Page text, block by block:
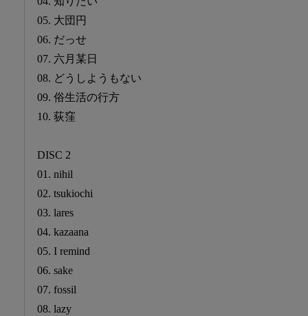
05. 大団円
06. だっせ
07. 六月某日
08. どうしようもない
09. 俗生活の行方
10. 荻窪
DISC 2
01. nihil
02. tsukiochi
03. lares
04. kazaana
05. I remind
06. sake
07. fossil
08. lazy